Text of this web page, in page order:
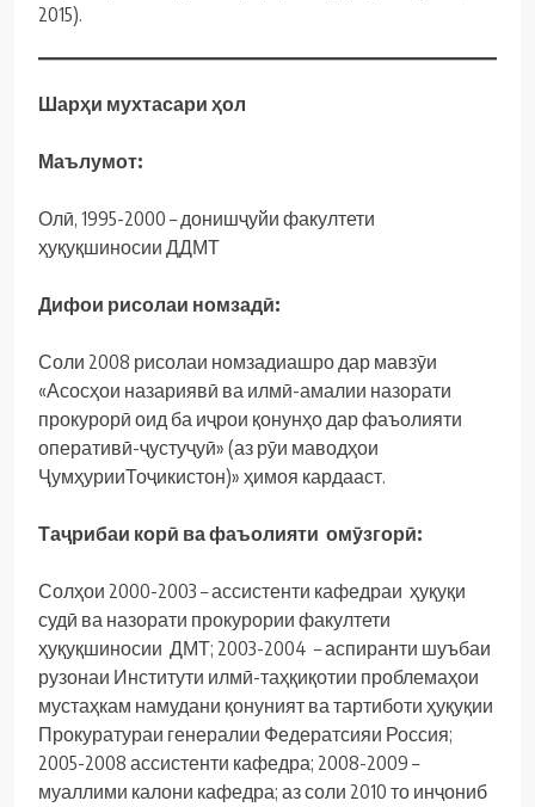
2015).
Шарҳи мухтасари ҳол
Маълумот:
Олӣ, 1995-2000 – донишҷуйи факултети
ҳуқуқшиносии ДДМТ
Дифои рисолаи номзадӣ:
Соли 2008 рисолаи номзадиашро дар мавзӯи
«Асосҳои назариявӣ ва илмӣ-амалии назорати
прокурорӣ оид ба иҷрои қонунҳо дар фаъолияти
оперативӣ-ҷустуҷуӣ» (аз рӯи маводҳои
ҶумҳурииТоҷикистон)» ҳимоя кардааст.
Таҷрибаи корӣ ва фаъолияти омӯзгорӣ:
Солҳои 2000-2003 – ассистенти кафедраи ҳуқуқи
судӣ ва назорати прокурории факултети
ҳуқуқшиносии ДМТ; 2003-2004 – аспиранти шуъбаи
рузонаи Институти илмӣ-таҳқиқотии проблемаҳои
мустаҳкам намудани қонуният ва тартиботи ҳуқуқии
Прокуратураи генералии Федератсияи Россия;
2005-2008 ассистенти кафедра; 2008-2009 –
муаллими калони кафедра; аз соли 2010 то инҷониб